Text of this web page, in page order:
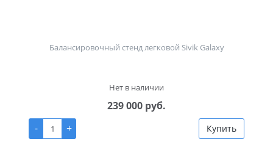
Балансировочный стенд легковой Sivik Galaxy
Нет в наличии
239 000 руб.
-
+ Купить